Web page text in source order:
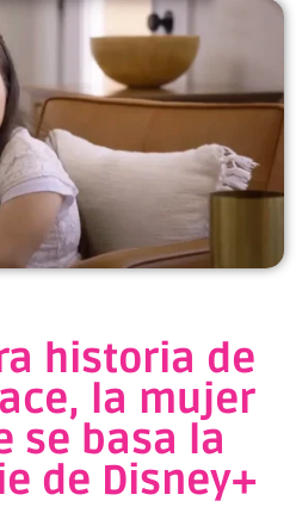
historia de
la mujer
se basa la
de Disney+